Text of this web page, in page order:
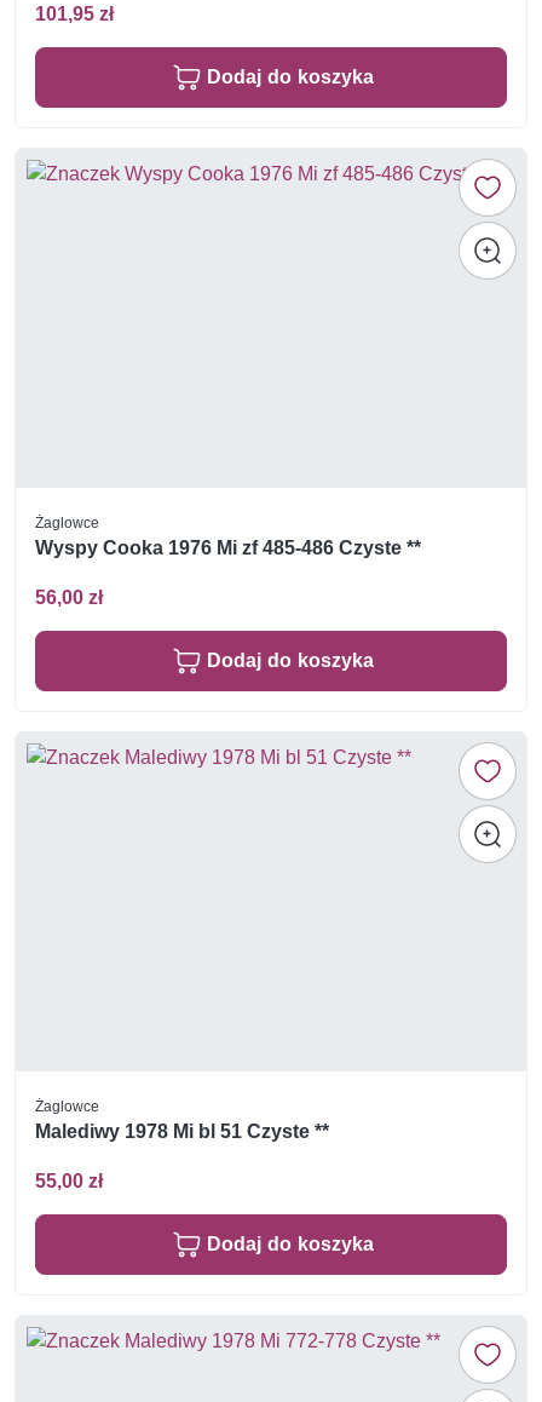
101,95 zł
Dodaj do koszyka
Żaglowce
Wyspy Cooka 1976 Mi zf 485-486 Czyste **
56,00 zł
Dodaj do koszyka
Żaglowce
Malediwy 1978 Mi bl 51 Czyste **
55,00 zł
Dodaj do koszyka